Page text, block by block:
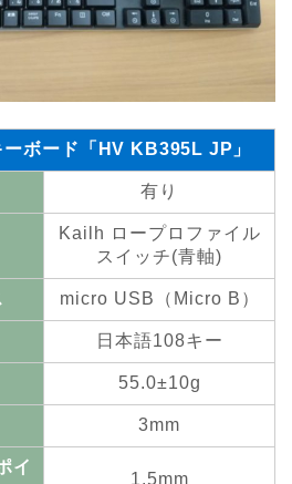
ボード 「HV KB395L JP」
有り
Kailh ロープロファイル
スイッチ(青軸)
micro USB（Micro B）
日本語108キー
55.0±10g
3mm
イ
1.5mm